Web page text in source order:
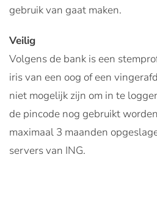
gebruik van gaat maken.
Veilig
Volgens de bank is een
iris van een oog of een
niet mogelijk zijn om in te
de pincode nog gebruikt
maximaal 3 maanden
servers van ING.